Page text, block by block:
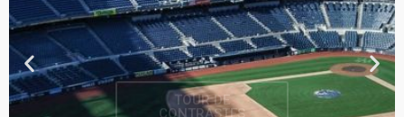
TOUR DE
CONTRASTES